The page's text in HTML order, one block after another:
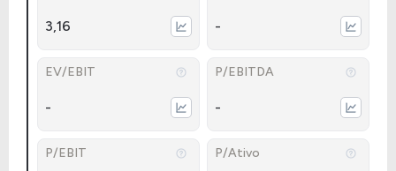
3,16 -
EV/EBIT
-
P/EBITDA
-
P/EBIT P/Ativo